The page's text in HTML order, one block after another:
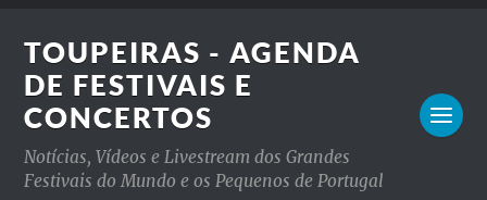
TOUPEIRAS - AGENDA
DE FESTIVAIS E
CONCERTOS
Notícias, Vídeos e Livestream dos Grandes
Festivais do Mundo e os Pequenos de Portugal